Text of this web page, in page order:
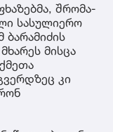
შრომა-
სასულიერო
მისცა
კი